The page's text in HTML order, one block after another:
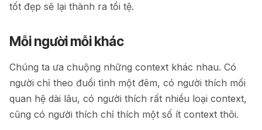
tốt đẹp sẽ lại thành ra tồi tệ.
Mỗi người mỗi khác
Chúng ta ưa chuộng những context khác nhau. Có
người chỉ theo đuổi tình một đêm, có người thích mối
quan hệ dài lâu, có người thích rất nhiều loại context,
cũng có người thích chỉ thích một số ít context thôi.